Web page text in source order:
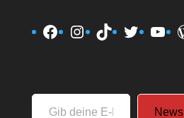
Facebook
Instagram
TikTokTwitter